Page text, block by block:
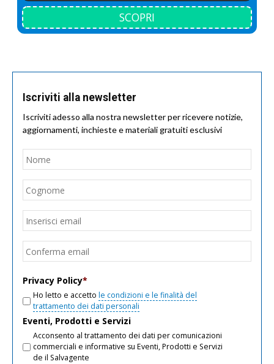
SCOPRI
Iscriviti alla newsletter
Iscriviti adesso alla nostra newsletter per ricevere notizie,
aggiornamenti, inchieste e materiali gratuiti esclusivi
Nome
Email
Privacy Policy*
Ho letto e accetto le condizioni e le finalità del
trattamento dei dati personali
Eventi, Prodotti e Servizi
Acconsento al trattamento dei dati per comunicazioni
commerciali e informative su Eventi, Prodotti e Servizi
de il Salvagente